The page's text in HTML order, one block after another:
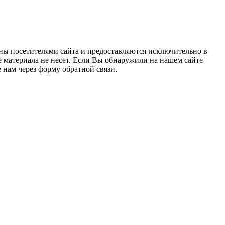
сайта и предоставляются исключительно в
материала не несет. Если Вы обнаружили на нашем сайте
через форму обратной связи.